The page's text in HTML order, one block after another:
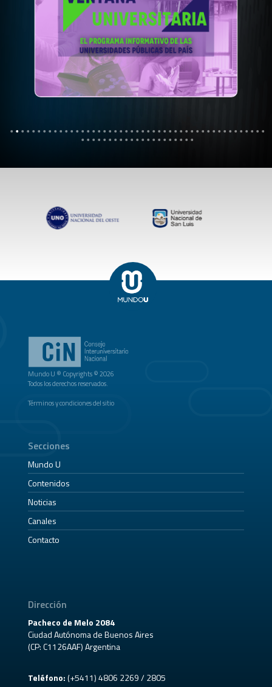
Mundo U ® Copyrights © 2026
Todos los derechos reservados.
Términos y condiciones del sitio
Secciones
Mundo U
Contenidos
Noticias
Canales
Contacto
Dirección
Pacheco de Melo 2084
Ciudad Autónoma de Buenos Aires
(CP: C1126AAF) Argentina
Teléfono:(+5411) 4806 2269 / 2805